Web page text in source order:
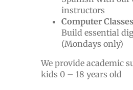
instructors
Computer
Build essential
(Mondays only)
We provide academic
kids 0 – 18 years old